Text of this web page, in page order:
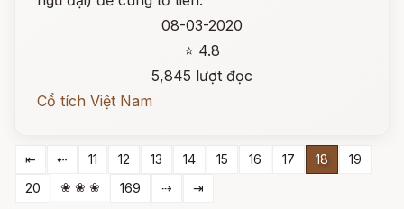
08-03-2020
⭐ 4.8
5,845 lượt đọc
Cổ tích Việt Nam
⇤ ⇠ 11 12 13 14 15 16 17 18
19
20
❀ ❀ ❀ 169 ⇢ ⇥